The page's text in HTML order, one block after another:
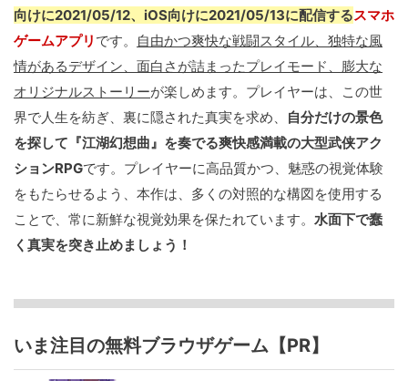
向けに2021/05/12、iOS向けに2021/05/13に配信するスマホ
ゲームアプリ です。
自由かつ爽快な戦闘スタイル、独特な風
情があるデザイン、面白さが詰まったプレイモード、膨大な
オリジナルストーリーが楽しめます。プレイヤーは、この世
界で人生を紡ぎ、裏に隠された真実を求め、
自分だけの景色
を探して『江湖幻想曲』を奏でる爽快感満載の大型武侠アク
ションRPGです。プレイヤーに高品質かつ、魅惑の視覚体験
をもたらせるよう、本作は、多くの対照的な構図を使用する
ことで、常に新鮮な視覚効果を保たれています。 水面下で蠢
く真実を突き止めましょう！
いま注目の無料ブラウザゲーム【PR】